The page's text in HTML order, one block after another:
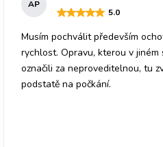
AP
5.0
Musím pochválit především
rychlost. Opravu, kterou v jiném
označili za neproveditelnou, tu
podstatě na počkání.